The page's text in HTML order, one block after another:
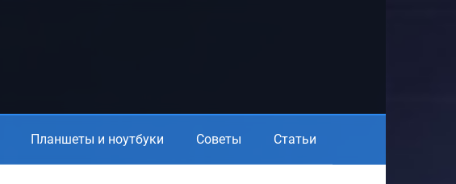
Планшеты и ноутбуки Советы Статьи